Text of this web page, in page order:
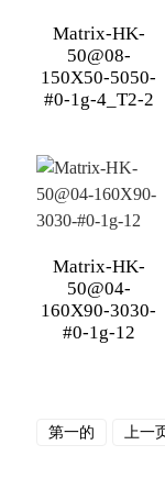
Matrix-HK-
50@08-
150X50-5050-
#0-1g-4_T2-2
Matrix-HK-
50@04-
160X90-3030-
#0-1g-12
第一的 上一